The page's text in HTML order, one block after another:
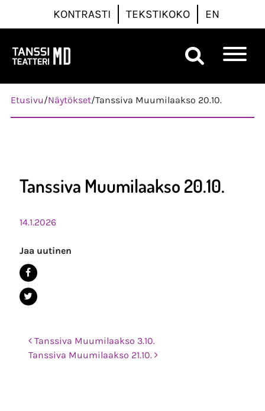
KONTRASTI TEKSTIKOKO EN
Päävalikko
Etusivu/Näytökset/Tanssiva Muumilaakso 20.10.
Tanssiva Muumilaakso 20.10.
14.1.2026
Jaa uutinen
Post navigation
Tanssiva Muumilaakso 3.10.
Tanssiva Muumilaakso 21.10.